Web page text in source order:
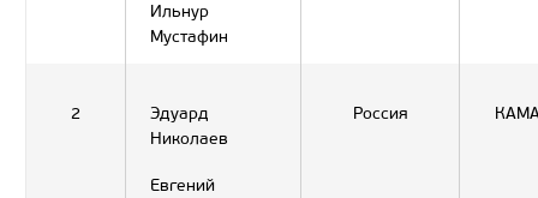
Ильнур
Мустафин
2
Эдуард
Николаев
Евгений
Россия